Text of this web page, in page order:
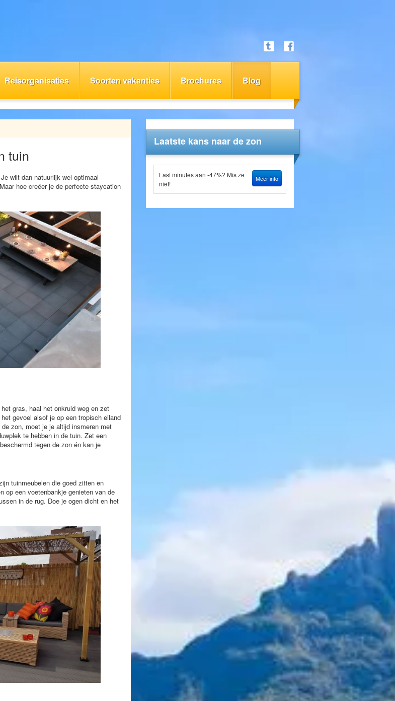
Reisorganisaties Soorten vakanties Brochures Blog
tuin
wilt dan natuurlijk wel optimaal
hoe creëer je de perfecte staycation
gras, haal het onkruid weg en zet
gevoel alsof je op een tropisch eiland
zon, moet je je altijd insmeren met
te hebben in de tuin. Zet een
tegen de zon én kan je
tuinmeubelen die goed zitten en
op een voetenbankje genieten van de
in de rug. Doe je ogen dicht en het
Laatste kans naar de zon
Last minutes aan -47%? Mis ze
niet!
Meer info